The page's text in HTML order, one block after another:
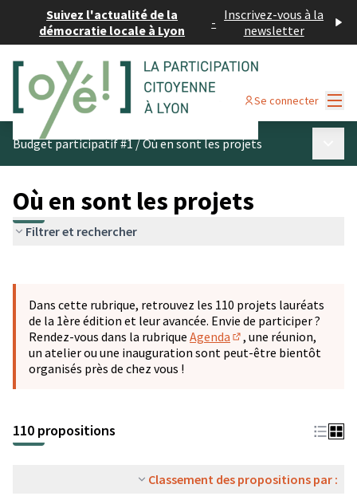
Suivez l'actualité de la
démocratie locale à Lyon
- Inscrivez-vous à la
newsletter
Se connecter
Budget participatif #1/Où en sont les projets
Où en sont les projets
Filtrer et rechercher
−
Dans cette rubrique, retrouvez les 110 projets lauréats
de la 1ère édition et leur avancée. Envie de participer ?
Rendez-vous dans la rubrique Agenda
(S'ouvre dans un
, une réunion,
un atelier ou une inauguration sont peut-être bientôt
organisés près de chez vous !
110 propositions
Classement des propositions par :